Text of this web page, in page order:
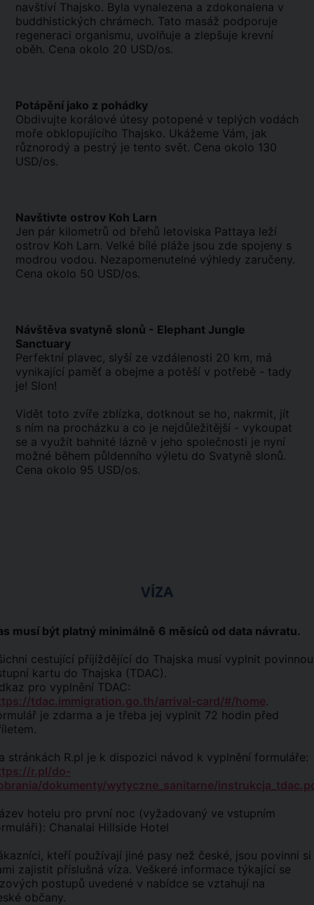
navštíví Thajsko. Byla vynalezena a zdokonalena v
buddhistických chrámech. Tato masáž podporuje
regeneraci organismu, uvolňuje a zlepšuje krevní
oběh. Cena okolo 20 USD/os.
Potápění jako z pohádky
Obdivujte korálové útesy potopené v teplých vodách
moře obklopujícího Thajsko. Ukážeme Vám, jak
různorodý a pestrý je tento svět. Cena okolo 130
USD/os.
Navštivte ostrov Koh Larn
Jen pár kilometrů od břehů letoviska Pattaya leží
ostrov Koh Larn. Velké bílé pláže jsou zde spojeny s
modrou vodou. Nezapomenutelné výhledy zaručeny.
Cena okolo 50 USD/os.
Návštěva svatyně slonů - Elephant Jungle
Sanctuary
Perfektní plavec, slyší ze vzdálenosti 20 km, má
vynikající paměť a obejme a potěší v potřebě - tady
je! Slon!
Vidět toto zvíře zblízka, dotknout se ho, nakrmit, jít
s ním na procházku a co je nejdůležitější - vykoupat
se a využít bahnité lázně v jeho společnosti je nyní
možné během půldenního výletu do Svatyně slonů.
Cena okolo 95 USD/os.
VÍZA
musí být platný minimálně 6 měsíců od data návratu.
cestující přijíždějící do Thajska musí vyplnit povinnou
kartu do Thajska (TDAC).
pro vyplnění TDAC:
tdac.immigration.go.th/arrival-card/#/home.
je zdarma a je třeba jej vyplnit 72 hodin před
stránkách R.pl je k dispozici návod k vyplnění formuláře:
r.pl/do-
dokumenty/wytyczne_sanitarne/
hotelu pro první noc (vyžadovaný ve vstupním
Chanalai Hillside Hotel
kteří používají jiné pasy než české, jsou povinni si
zajistit příslušná víza. Veškeré informace týkající se
postupů uvedené v nabídce se vztahují na
občany.